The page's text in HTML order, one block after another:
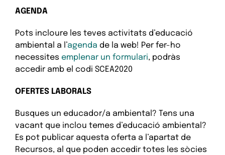
AGENDA
Pots incloure les teves activitats d’educació
ambiental a l’agenda de la web! Per fer-ho
necessites emplenar un formulari, podràs
accedir amb el codi SCEA2020
OFERTES LABORALS
Busques un educador/a ambiental? Tens una
vacant que inclou temes d’educació ambiental?
Es pot publicar aquesta oferta a l’apartat de
Recursos, al que poden accedir totes les sòcies